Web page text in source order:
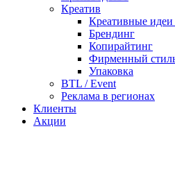
Креатив
Креативные идеи
Брендинг
Копирайтинг
Фирменный
Упаковка
BTL / Event
Реклама в регионах
Клиенты
Акции